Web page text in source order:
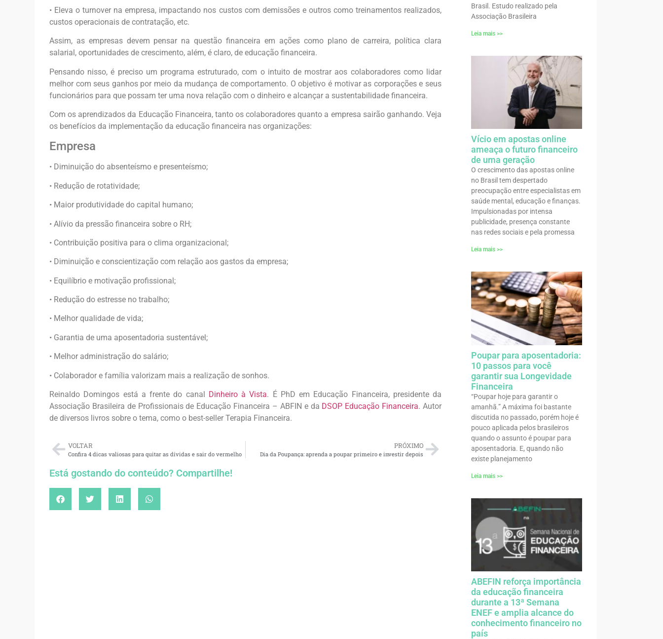
• Eleva o turnover na empresa, impactando nos custos com demissões e outros como treinamentos realizados,
custos operacionais de contratação, etc.
Assim, as empresas devem pensar na questão financeira em ações como plano de carreira, política clara
salarial, oportunidades de crescimento, além, é claro, de educação financeira.
Pensando nisso, é preciso um programa estruturado, com o intuito de mostrar aos colaboradores como lidar
melhor com seus ganhos por meio da mudança de comportamento. O objetivo é motivar as corporações e seus
funcionários para que possam ter uma nova relação com o dinheiro e alcançar a sustentabilidade financeira.
Com os aprendizados da Educação Financeira, tanto os colaboradores quanto a empresa sairão ganhando. Veja
os benefícios da implementação da educação financeira nas organizações:
Empresa
• Diminuição do absenteísmo e presenteísmo;
• Redução de rotatividade;
• Maior produtividade do capital humano;
• Alívio da pressão financeira sobre o RH;
• Contribuição positiva para o clima organizacional;
• Diminuição e conscientização com relação aos gastos da empresa;
• Equilíbrio e motivação profissional;
• Redução do estresse no trabalho;
• Melhor qualidade de vida;
• Garantia de uma aposentadoria sustentável;
• Melhor administração do salário;
• Colaborador e família valorizam mais a realização de sonhos.
Reinaldo Domingos está a frente do canal Dinheiro à Vista. É PhD em Educação Financeira, presidente da
Associação Brasileira de Profissionais de Educação Financeira – ABFIN e da DSOP Educação Financeira. Autor
de diversos livros sobre o tema, como o best-seller Terapia Financeira.
VOLTAR
Confira 4 dicas valiosas para quitar as dívidas e sair do vermelho
PRÓXIMO
Dia da Poupança: aprenda a poupar primeiro e investir depois
Está gostando do conteúdo? Compartilhe!
Brasil. Estudo realizado pela
Associação Brasileira
Leia mais >>
Vício em apostas online
ameaça o futuro financeiro
de uma geração
O crescimento das apostas online
no Brasil tem despertado
preocupação entre especialistas em
saúde mental, educação e finanças.
Impulsionadas por intensa
publicidade, presença constante
nas redes sociais e pela promessa
Leia mais >>
Poupar para aposentadoria:
10 passos para você
garantir sua Longevidade
Financeira
“Poupar hoje para garantir o
amanhã.” A máxima foi bastante
discutida no passado, porém hoje é
pouco aplicada pelos brasileiros
quando o assunto é poupar para
aposentadoria. E, quando não
existe planejamento
Leia mais >>
ABEFIN reforça importância
da educação financeira
durante a 13ª Semana
ENEF e amplia alcance do
conhecimento financeiro no
país